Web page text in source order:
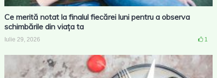
Ce merită notat la finalul fiecărei luni pentru a observa
schimbările din viața ta
Iulie 29, 2026 1